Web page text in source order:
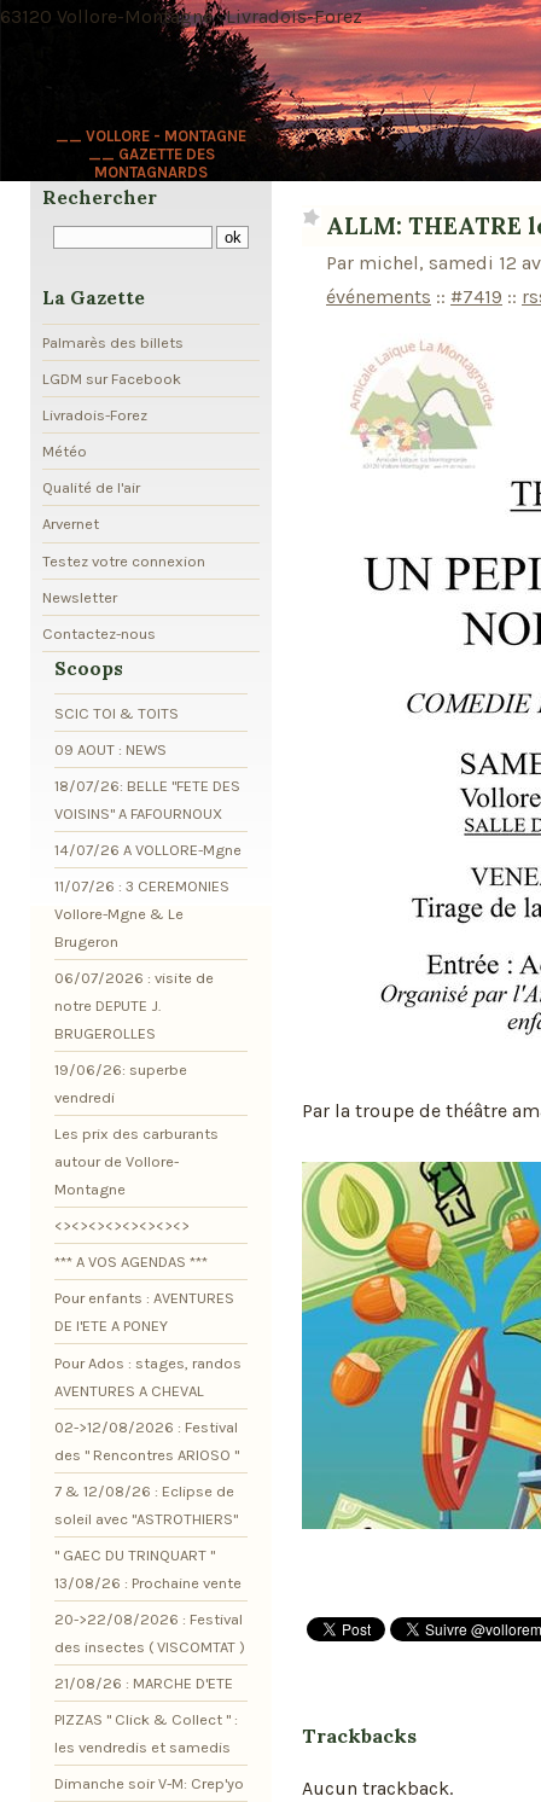
__ VOLLORE - MONTAGNE
__ GAZETTE DES
MONTAGNARDS
63120 Vollore-Montagne · Livradois-Forez
ALLM: THEATRE
Par michel, samedi 12
événements :: #7419 ::
Par la troupe de théâtre
Trackbacks
Aucun trackback.
Rechercher
La Gazette
Palmarès des billets
LGDM sur Facebook
Livradois-Forez
Météo
Qualité de l'air
Arvernet
Testez votre connexion
Newsletter
Contactez-nous
Scoops
SCIC TOI & TOITS
09 AOUT : NEWS
18/07/26: BELLE "FETE DES
VOISINS" A FAFOURNOUX
14/07/26 A VOLLORE-Mgne
11/07/26 : 3 CEREMONIES
Vollore-Mgne & Le
Brugeron
06/07/2026 : visite de
notre DEPUTE J.
BRUGEROLLES
19/06/26: superbe
vendredi
Les prix des carburants
autour de Vollore-
Montagne
<><><><><><><><>
*** A VOS AGENDAS ***
Pour enfants : AVENTURES
DE l'ETE A PONEY
Pour Ados : stages, randos
AVENTURES A CHEVAL
02->12/08/2026 : Festival
des " Rencontres ARIOSO "
7 & 12/08/26 : Eclipse de
soleil avec "ASTROTHIERS"
" GAEC DU TRINQUART "
13/08/26 : Prochaine vente
20->22/08/2026 : Festival
des insectes ( VISCOMTAT )
21/08/26 : MARCHE D'ETE
PIZZAS " Click & Collect " :
les vendredis et samedis
Dimanche soir V-M: Crep'yo